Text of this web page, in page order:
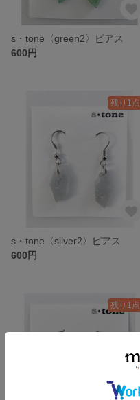
s・tone〈green2〉ピアス
600円
残り1点
s・tone〈silver2〉ピアス
600円
残り1点